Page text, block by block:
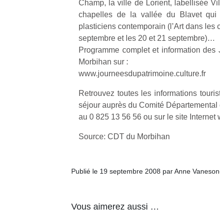
Champ, la ville de Lorient, labellisée
chapelles de la vallée du Blavet
plasticiens contemporain (l’Art dans les
septembre et les 20 et 21 septembre)…
Programme complet et information
Morbihan sur :
www.journeesdupatrimoine.culture.fr
Retrouvez toutes les informations
séjour auprès du Comité
au 0 825 13 56 56 ou sur le site Internet
Source: CDT du Morbihan
Publié le 19 septembre 2008 par Anne
Vous aimerez aussi …